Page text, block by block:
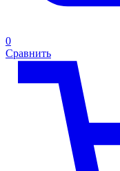
0
Сравнить